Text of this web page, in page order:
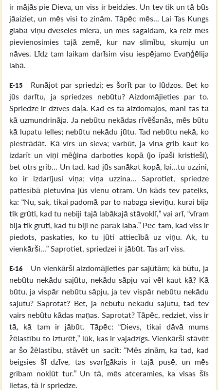
ir mājās pie Dieva, un viss ir beidzies. Un tev tik un tā būs
jāaiziet, un mēs visi to zinām. Tāpēc mēs... Lai Tas Kungs
glabā viņu dvēseles mierā, un mēs sagaidām, ka reiz mēs
pievienosimies tajā zemē, kur nav slimību, skumju un
nāves. Līdz tam laikam darīsim visu iespējamo Evaņģēlija
labā.
E-15
Runājot par spriedzi; es šorīt par to lūdzos. Bet ko
jūs darītu, ja spriedzes nebūtu? Aizdomājieties par to.
Spriedze ir dzīves daļa. Kad es tā aizdomājos, mani tas tā
kā uzmundrināja. Ja nebūtu nekādas rīvēšanās, mēs būtu
kā lupatu lelles; nebūtu nekādu jūtu. Tad nebūtu nekā, ko
piestrādāt. Kā vīrs un sieva; varbūt, ja viņa grib kaut ko
izdarīt un viņi mēģina darboties kopā (jo īpaši kristieši),
bet otrs grib... Un tad, kad jūs sanākat kopā, lai...tu uzzini,
ko ir izdarījusi viņa; viņa uzzina... Saprotiet, spriedze
patiesībā pietuvina jūs vienu otram. Un kāds tev pateiks,
ka: “Nu, sak, tikai padomā par to nabaga sieviņu, kurai bija
tik grūti, kad tu nebiji tajā labākajā stāvoklī,” vai arī, “vīram
bija tik grūti, kad tu biji ne pārāk laba.” Pēc tam, kad viss ir
piedots, paskaties, ko tu jūti attiecībā uz viņu. Ak, tu
vienkārši...” Saprotiet, spriedzei ir jābūt. Tas arī viss.
E-16
Un vienkārši aizdomājieties par sajūtām; kā būtu, ja
nebūtu nekādu sajūtu, nekādu sāpju vai vēl kaut kā? Kā
būtu, ja vispār nebūtu sāpju, ja tev vispār nebūtu nekādu
sajūtu? Saprotat? Bet, ja nebūtu nekādu sajūtu, tad tev
vairs nebūtu kādas maņas. Saprotat? Tāpēc, redziet, viss ir
tā, kā tam ir jābūt. Tāpēc: “Dievs, tikai dāvā mums
žēlastību to izturēt,” lūk, kas ir vajadzīgs. Vienkārši stāvēt
ar šo žēlastību, stāvēt un sacīt: “Mēs zinām, ka tad, kad
beigsies šī dzīve, tas svarīgākais ir tajā pusē, un mēs
gribam nokļūt tur.” Un tā, mēs atceramies, ka visas šīs
lietas, tā ir spriedze.